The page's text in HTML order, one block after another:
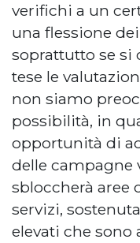
verifichi a un
una flessione
soprattutto se si
tese le
non siamo
possibilità, in
opportunità di
delle campagne
sbloccherà aree
servizi,
elevati che sono